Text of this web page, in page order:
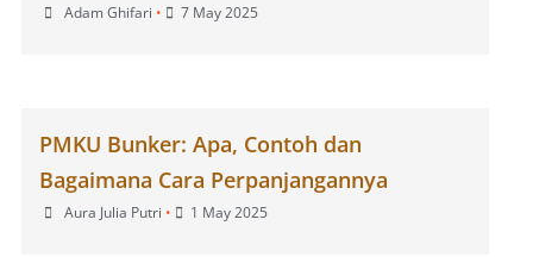
Adam Ghifari • 7 May 2025
PMKU Bunker: Apa, Contoh dan
Bagaimana Cara Perpanjangannya
Aura Julia Putri • 1 May 2025